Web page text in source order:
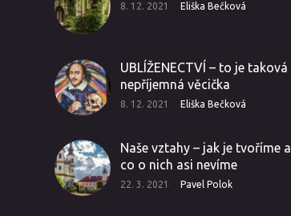
8. 12. 2021 Eliška Bečková
UBLÍŽENECTVÍ – to je taková
nepříjemná věcička
8. 12. 2021 Eliška Bečková
Naše vztahy – jak je tvoříme a
co o nich asi nevíme
22. 3. 2021 Pavel Polok